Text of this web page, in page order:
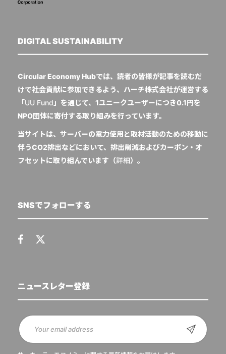
DIGITAL SUSTAINABILITY
Circular Economy Hubでは、読者の皆様が記事を読むだ
けで社会貢献に参加できるよう、ハーチ株式会社が運営する
「UU Fund」を通じて、1ユニークユーザーにつき0.1円を
NPO団体に寄付する取り組みを行っています。
当サイトは、サーバーの電力使用と取材活動のための移動に
伴うCO2排出などにおいて、排出削減およびカーボン・オ
フセットに取り組んでいます（詳細）。
SNSでフォローする
ニュースレター登録